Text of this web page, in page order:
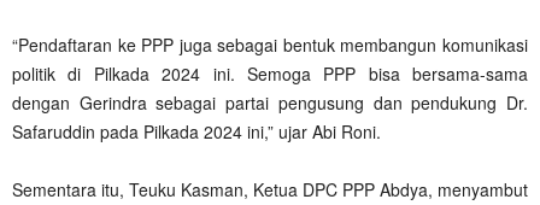
“Pendaftaran ke PPP juga sebagai bentuk membangun komunikasi
politik di Pilkada 2024 ini. Semoga PPP bisa bersama-sama
dengan Gerindra sebagai partai pengusung dan pendukung Dr.
Safaruddin pada Pilkada 2024 ini,” ujar Abi Roni.
Sementara itu, Teuku Kasman, Ketua DPC PPP Abdya, menyambut